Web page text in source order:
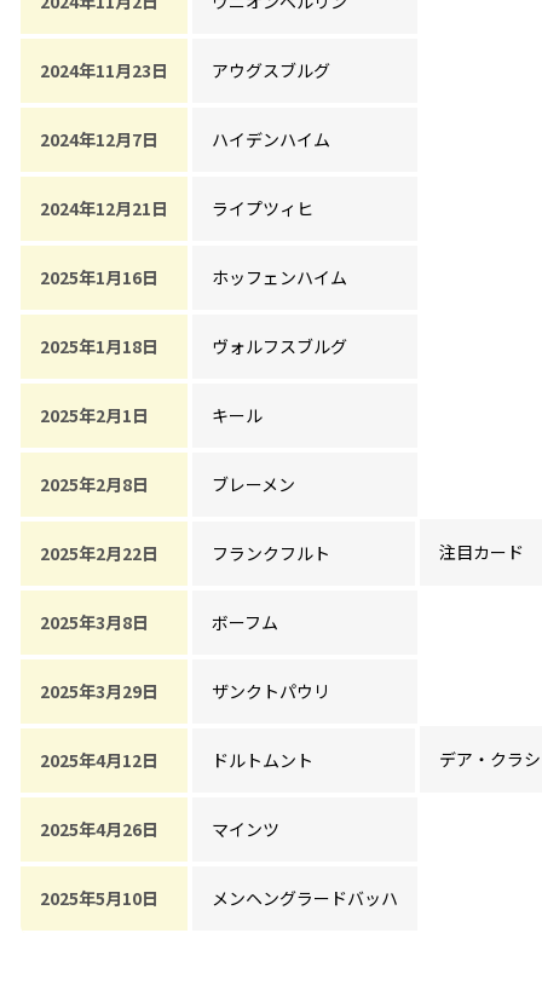
2024年11月23日 アウグスブルグ
2024年12月7日 ハイデンハイム
2024年12月21日 ライプツィヒ
2025年1月16日 ホッフェンハイム
2025年1月18日 ヴォルフスブルグ
2025年2月1日 キール
2025年2月8日 ブレーメン
2025年2月22日 フランクフルト 注目カード
2025年3月8日 ボーフム
2025年3月29日 ザンクトパウリ
2025年4月12日 ドルトムント デア・クラ
2025年4月26日 マインツ
2025年5月10日 メンヘングラードバッハ